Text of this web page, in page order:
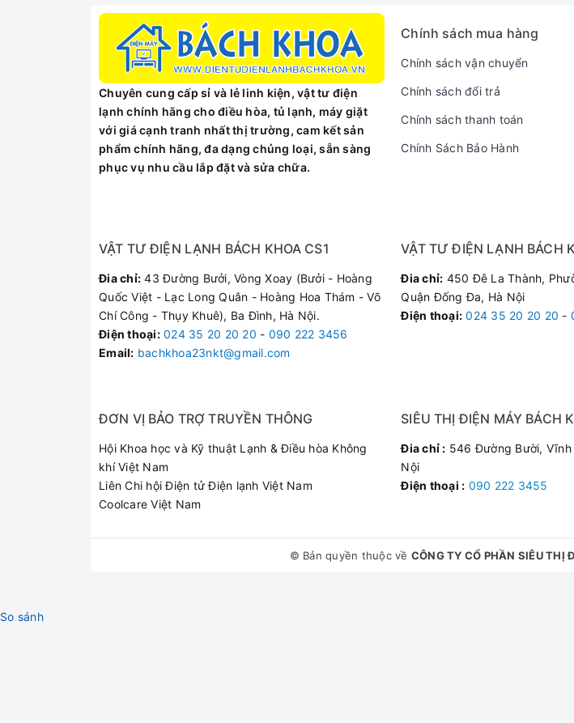
Chất liệu Kính đen, Inox sáng bóng
Thông số kỹ thuật
– Đèn Led siêu sáng tiết kiệm điện
– Điều khiển cảm ứng 3 cấp độ
– Cảm biến hút khói tự động
– Tính năng điều khiển từ xa
– Lưới lọc mỡ bằng nhôm 5 lớp
– Chế độ hút đẩy ra ngoài hoặc khử mùi bằng than hoạt tính
Độ ồn < 45dbA
Ống thoát 150mm
Kích thước 700mm
Chuyên cung cấp sỉ và lẻ linh kiện, vật tư điện
lạnh chính hãng cho điều hòa, tủ lạnh, máy giặt
với giá cạnh tranh nhất thị trường, cam kết sản
phẩm chính hãng, đa dạng chủng loại, sẵn sàng
phục vụ nhu cầu lắp đặt và sửa chữa.
Chính sách mua hàng
Chính sách vận chuyển
Chính sách đổi trả
Chính sách thanh toán
Chính Sách Bảo Hành
VẬT TƯ ĐIỆN LẠNH BÁCH KHOA CS1
Đia chỉ: 43 Đường Bưởi, Vòng Xoay (Bưởi - Hoàng
Quốc Việt - Lạc Long Quân - Hoàng Hoa Thám - Võ
Chí Công - Thụy Khuê), Ba Đình, Hà Nội.
Điện thoại: 024 35 20 20 20 - 090 222 3456
Email: bachkhoa23nkt@gmail.com
VẬT TƯ ĐIỆN LẠNH BÁCH
Đia chỉ: 450 Đê La Thành,
Quận Đống Đa, Hà Nội
Điện thoại: 024 35 20 20 20 -
ĐƠN VỊ BẢO TRỢ TRUYỀN THÔNG
Hội Khoa học và Kỹ thuật Lạnh & Điều hòa Không
khí Việt Nam
Liên Chi hội Điện tử Điện lạnh Việt Nam
Coolcare Việt Nam
SIÊU THỊ ĐIỆN MÁY BÁCH
Đia chỉ : 546 Đường Bười, Vĩnh
Nội
Điện thoại : 090 222 3455
© Bản quyền thuộc về CÔNG TY CỔ PHẦN SIÊU THỊ
So sánh